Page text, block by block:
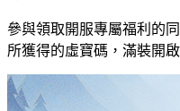
參與領取開服專屬福利的
所獲得的虛寶碼，滿裝開